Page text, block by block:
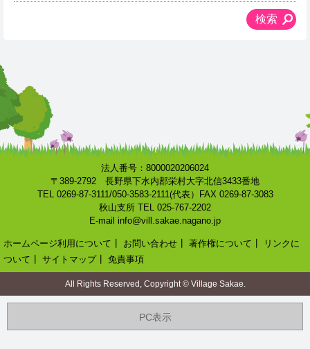
法人番号：8000020206024
〒389-2792 長野県下水内郡栄村大字北信3433番地
TEL 0269-87-3111/050-3583-2111(代表）FAX 0269-87-3083
秋山支所 TEL 025-767-2202
E-mail info@vill.sakae.nagano.jp
ホームページ利用について お問い合わせ 著作権について
リンクに
ついて
サイトマップ┃ 免責事項
All Rights Reserved, Copyright © Village Sakae.
PC表示